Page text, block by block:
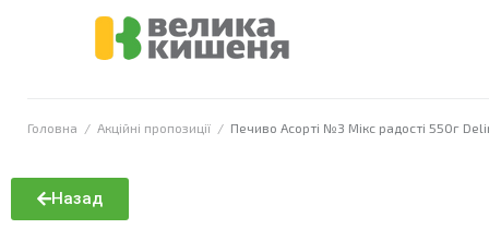
Головна / Акційні пропозиції / Печиво Асорті №3 Мікс радості 550г
Назад